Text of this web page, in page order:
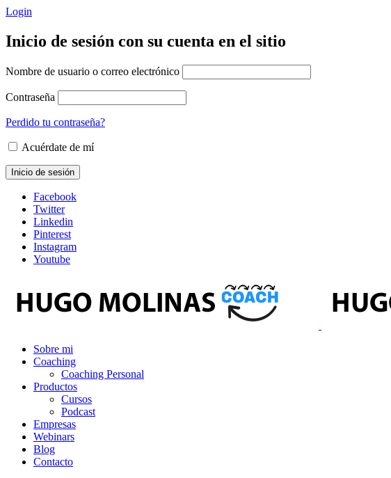
Login
Inicio de sesión con su cuenta en el sitio
Nombre de usuario o correo electrónico
Contraseña
Perdido tu contraseña?
Acuérdate de mí
Facebook
Twitter
Linkedin
Pinterest
Instagram
Youtube
Sobre mi
Coaching
Coaching Personal
Productos
Cursos
Podcast
Empresas
Webinars
Blog
Contacto